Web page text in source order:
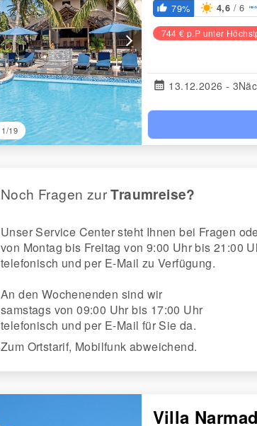
arrow_forward_ios
1/19
thumb_up_alt 79% 4,6 / 6
744 € p.P unter
calendar_month 13.12.2026 -
Noch Fragen zurTraumreise?
Unser Service Center steht Ihnen bei Fragen
von Montag bis Freitag von 9:00 Uhr bis 21:00
telefonisch und per E-Mail zu Verfügung.
An den Wochenenden sind wir
samstags von 09:00 Uhr bis 17:00 Uhr
telefonisch und per E-Mail für Sie da.
Zum Ortstarif, Mobilfunk abweichend.
Villa